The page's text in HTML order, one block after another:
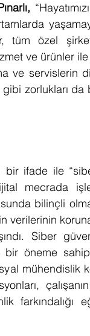
tüm özel
ve ürünler
ve servislerin
zorlukları da
bir ifade ile
mecrada
bilinçli
verilerinin
Siber
öneme
mühendislik
farkındalığı